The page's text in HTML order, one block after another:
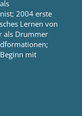
2004 erste
Lernen von
als Drummer
mit